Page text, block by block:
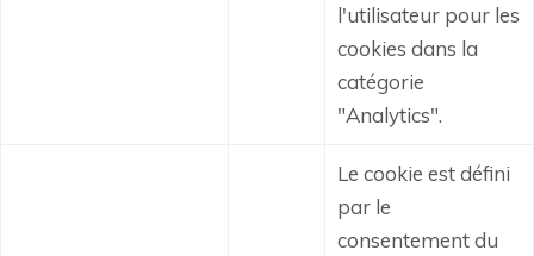
l'utilisateur pour les
cookies dans la
catégorie
"Analytics".
Le cookie est défini
par le
consentement du